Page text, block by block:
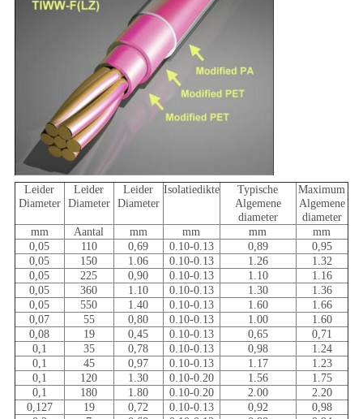
Leider
Diameter
Leider
Diameter
Leider
Diameter
Isolatiedikte
Typische
Algemene
diameter
Maximum
Algemene
diameter
mm
Aantal mm mm mm
mm
0,05
110 0,69 0.10-0.13 0,89
0,95
0,05
150 1.06 0.10-0.13 1.26
1.32
0,05
225 0,90 0.10-0.13 1.10
1.16
0,05
360 1.10 0.10-0.13 1.30
1.36
0,05
550 1.40 0.10-0.13 1.60
1.66
0,07
55 0,80 0.10-0.13 1.00
1.60
0,08
19 0,45 0.10-0.13 0,65
0,71
0,1
35 0,78 0.10-0.13 0,98
1.24
0,1
45 0,97 0.10-0.13 1.17
1.23
0,1
120 1.30 0.10-0.20 1.56
1.75
0,1
180 1.80 0.10-0.20 2.00
2.20
0,127
19 0,72 0.10-0.13 0,92
0,98